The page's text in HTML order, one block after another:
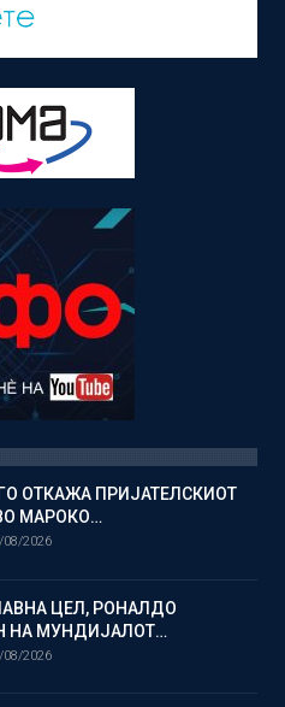
ОТКАЖА ПРИЈАТЕЛСКИОТ
МАРОКО…
08/2026
ЦЕЛ, РОНАЛДО
НА МУНДИЈАЛОТ…
08/2026